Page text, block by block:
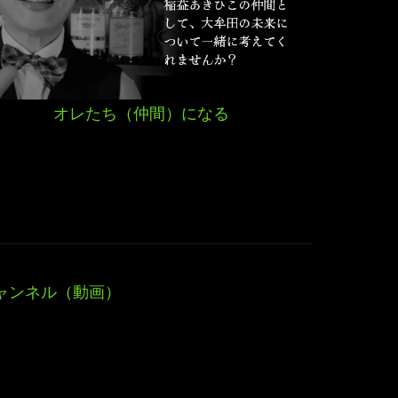
オレたち（仲間）になる
ンネル（動画）